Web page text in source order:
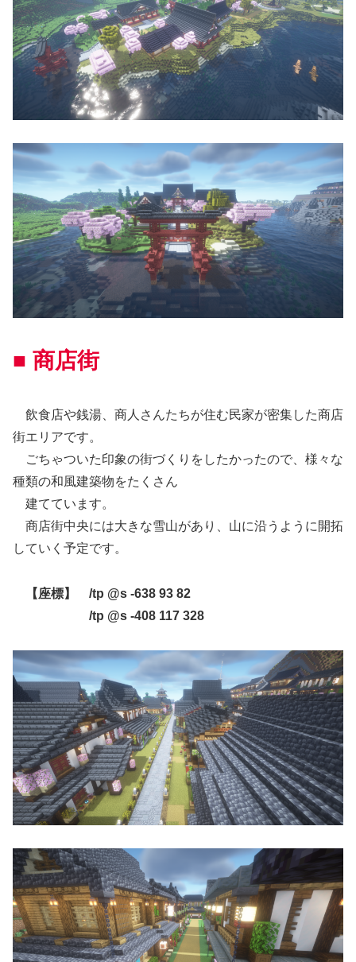
■ 商店街
飲食店や銭湯、商人さんたちが住む民家が密集した商店
街エリアです。
ごちゃついた印象の街づくりをしたかったので、様々な
種類の和風建築物をたくさん
建てています。
商店街中央には大きな雪山があり、山に沿うように開拓
していく予定です。
【座標】 /tp @s -638 93 82
/tp @s -408 117 328